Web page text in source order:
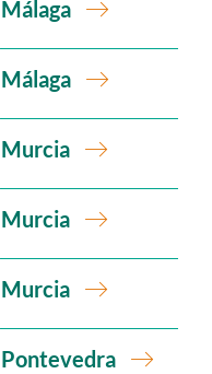
Málaga
Málaga
Murcia
Murcia
Murcia
Pontevedra